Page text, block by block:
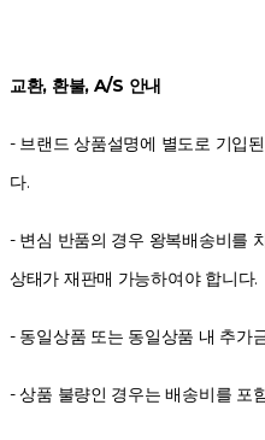
교환, 환불, A/S 안내
- 브랜드 상품설명에 별도로 기입
다.
- 변심 반품의 경우 왕복배송비를
상태가 재판매 가능하여야 합니다.
- 동일상품 또는 동일상품 내 추가
- 상품 불량인 경우는 배송비를 포